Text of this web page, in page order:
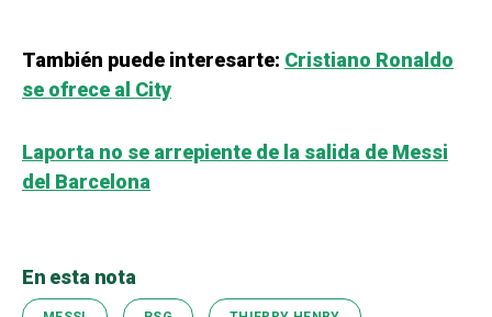
También puede interesarte: Cristiano Ronaldo
se ofrece al City
Laporta no se arrepiente de la salida de Messi
del Barcelona
En esta nota